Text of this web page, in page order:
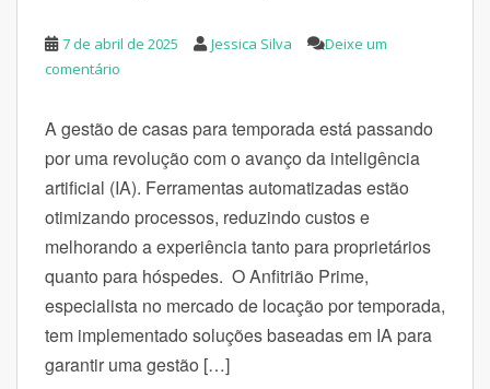
7 de abril de 2025 Jessica Silva
Deixe um
comentário
A gestão de casas para temporada está passando
por uma revolução com o avanço da inteligência
artificial (IA). Ferramentas automatizadas estão
otimizando processos, reduzindo custos e
melhorando a experiência tanto para proprietários
quanto para hóspedes. O Anfitrião Prime,
especialista no mercado de locação por temporada,
tem implementado soluções baseadas em IA para
garantir uma gestão […]